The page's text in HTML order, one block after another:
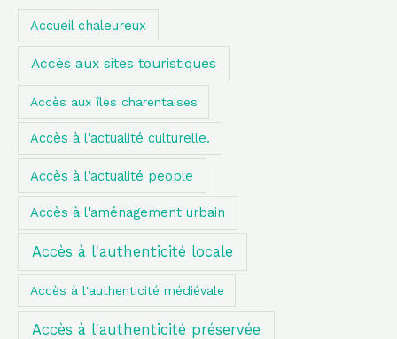
e
r
e
r
Accueil chaleureux
Accès aux sites touristiques
Accès aux îles charentaises
Accès à l'actualité culturelle.
Accès à l'actualité people
Accès à l'aménagement urbain
Accès à l'authenticité locale
Accès à l'authenticité médiévale
Accès à l'authenticité préservée